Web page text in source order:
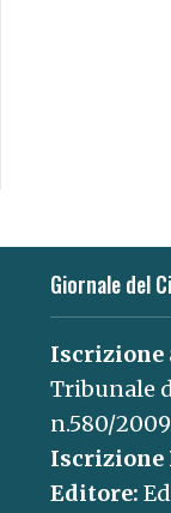
Giornale del
Iscrizione
Tribunale
n.580/
Iscrizione
Editore: